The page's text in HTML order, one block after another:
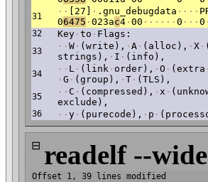
31 · · [27] · .gnu_debugdata · · · ·
06475 · 023ac4 · 00 · · · · · · 0 · · · 0 ·
32 Key · to · Flags:
33 · · W · (write), · A · (alloc), · X ·
strings), · I · (info),
34 · · L · (link · order), · O · (extra ·
· G · (group), · T · (TLS),
35 · · C · (compressed), · x ·
exclude),
36 · · y · (purecode), · p ·
⊟ readelf --
Offset 1, 39 lines modified